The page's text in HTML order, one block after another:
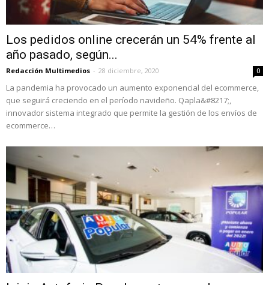
Los pedidos online crecerán un 54% frente al
año pasado, según...
Redacción Multimedios - 28 diciembre, 2020 0
La pandemia ha provocado un aumento exponencial del ecommerce,
que seguirá creciendo en el período navideño. Qapla&#8217;,
innovador sistema integrado que permite la gestión de los envíos de
ecommerce…